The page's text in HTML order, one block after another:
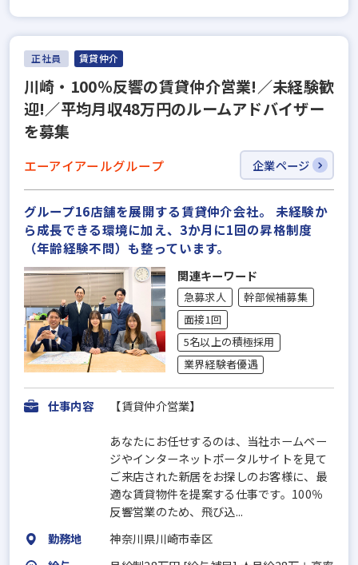
正社員 賃貸仲介
川崎・100％反響の賃貸仲介営業!／未経験歓
迎!／平均月収48万円のルームアドバイザー
を募集
エーアイアールグループ 企業ページ
グループ16店舗を展開する賃貸仲介会社。 未経験か
ら成長できる環境に加え、3か月に1回の昇格制度
（年齢経験不問）も整っています。
関連キーワード
急募求人
幹部候補募集
面接1回
5名以上の積極採用
業界経験者優遇
仕事内容 【賃貸仲介営業】
あなたにお任せするのは、当社ホームペー
ジやインターネットポータルサイトを見て
ご来店された新居をお探しのお客様に、最
適な賃貸物件を提案する仕事です。100％
反響営業のため、飛び込...
勤務地
神奈川県川崎市幸区